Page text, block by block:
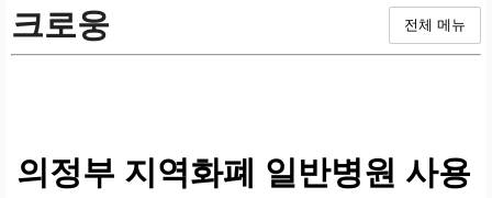
크로웅 전체 메뉴
의정부 지역화폐 일반병원 사용